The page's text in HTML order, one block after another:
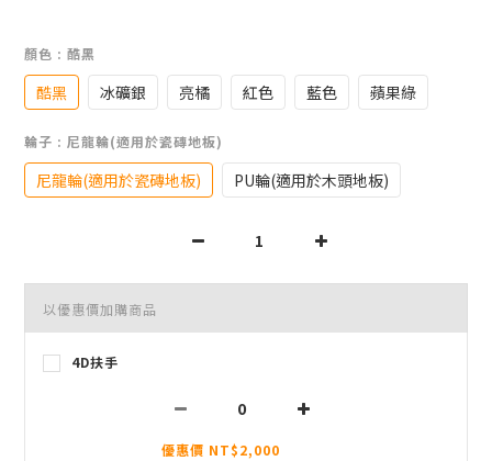
顏色 : 酷黑
酷黑 冰礦銀 亮橘 紅色 藍色 蘋果綠
輪子 : 尼龍輪(適用於瓷磚地板)
尼龍輪(適用於瓷磚地板) PU輪(適用於木頭地板)
以優惠價加購商品
4D扶手
優惠價 NT$2,000